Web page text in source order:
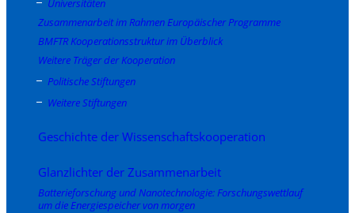
Universitäten
Zusammenarbeit im Rahmen Europäischer Programme
BMFTR Kooperationsstruktur im Überblick
Weitere Träger der Kooperation
Politische Stiftungen
Weitere Stiftungen
Geschichte der Wissenschaftskooperation
Glanzlichter der Zusammenarbeit
Batterieforschung und Nanotechnologie: Forschungswettlauf
um die Energiespeicher von morgen